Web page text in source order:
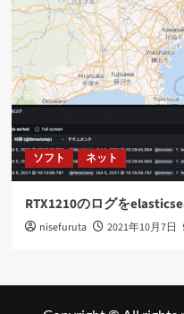
ソフト ネット
RTX1210のログを
nisefuruta 2021年10月7日